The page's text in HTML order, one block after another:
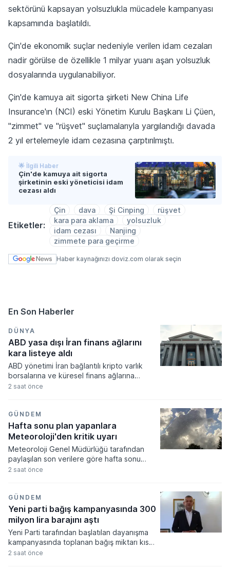
sektörünü kapsayan yolsuzlukla mücadele kampanyası
kapsamında başlatıldı.
Çin'de ekonomik suçlar nedeniyle verilen idam cezaları
nadir görülse de özellikle 1 milyar yuanı aşan yolsuzluk
dosyalarında uygulanabiliyor.
Çin'de kamuya ait sigorta şirketi New China Life
Insurance'ın (NCI) eski Yönetim Kurulu Başkanı Li Çüen,
"zimmet" ve "rüşvet" suçlamalarıyla yargılandığı davada
2 yıl ertelemeyle idam cezasına çarptırılmıştı.
🌟 İlgili Haber
Çin'de kamuya ait sigorta
şirketinin eski yöneticisi idam
cezası aldı
Etiketler:
Çin dava Şi Cinping
rüşvet
kara para aklama
yolsuzluk
idam cezası
Nanjing
zimmete para geçirme
Haber kaynağınızı doviz.com olarak seçin
En Son Haberler
DÜNYA
ABD yasa dışı İran finans ağlarını
kara listeye aldı
ABD yönetimi İran bağlantılı kripto varlık
borsalarına ve küresel finans ağlarına
yönelik yeni yaptırımlar uygulama kararı
düzenlemeler kapsamında iki dijital varlık
platformu ve bir gölge bankacılık sistemi
yaptırım listesine dahil edildi.
2 saat önce
GÜNDEM
Hafta sonu plan yapanlara
Meteoroloji'den kritik uyarı
Meteoroloji Genel Müdürlüğü tarafından
paylaşılan son verilere göre hafta sonu
boyunca yurdun büyük bölümünde az
seyretmesi beklenirken, Marmara'nın
kuzeyi ile Karadeniz kıyılarında yerel yağış
geçişlerinin görülebileceği tahmin ediliyor.
2 saat önce
GÜNDEM
Yeni parti bağış kampanyasında 300
milyon lira barajını aştı
Yeni Parti tarafından başlatılan dayanışma
kampanyasında toplanan bağış miktarı kısa
sürede 300 milyon lira barajını aşarak
2 saat önce